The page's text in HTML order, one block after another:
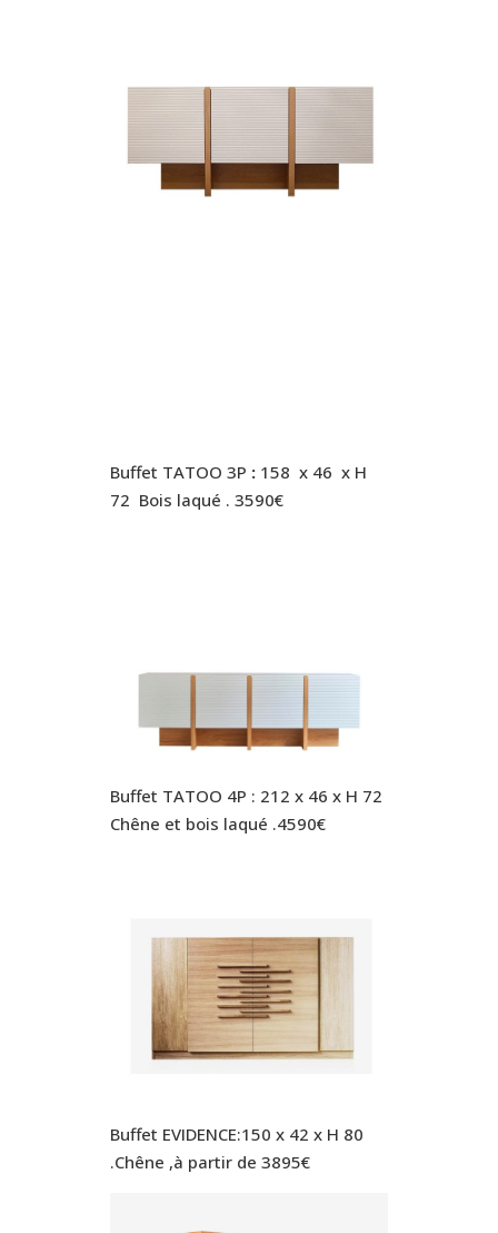
Buffet TATOO 3P : 158 x 46 x H
72 Bois laqué . 3590€
Buffet TATOO 4P : 212 x 46 x H 72
Chêne et bois laqué .4590€
Buffet EVIDENCE:150 x 42 x H 80
.Chêne ,à partir de 3895€